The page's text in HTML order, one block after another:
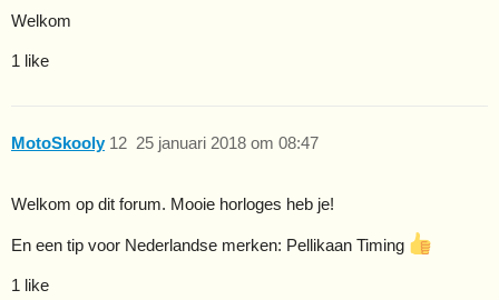
Welkom
1 like
MotoSkooly 25 januari 2018 om 08:47
12
Welkom op dit forum. Mooie horloges heb je!
En een tip voor Nederlandse merken: Pellikaan Timing
1 like